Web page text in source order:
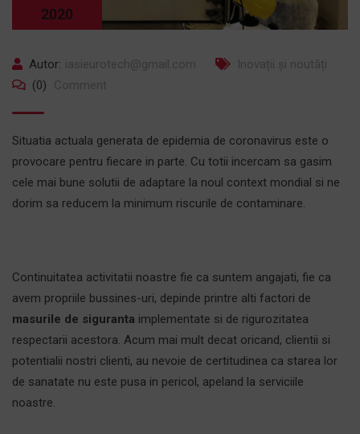
2020
Autor:
(0)
Situatia actuala generata de epidemia de coronavirus este o
provocare pentru fiecare in parte. Cu totii incercam sa gasim
cele mai bune solutii de adaptare la noul context mondial si ne
dorim sa reducem la minimum riscurile de contaminare.
Continuitatea activitatii noastre fie ca suntem angajati, fie ca
avem propriile bussines-uri, depinde printre alti factori de
masurile de siguranta implementate si de rigurozitatea
respectarii acestora. Acum mai mult decat oricand, clientii si
potentialii nostri clienti, au nevoie de certitudinea ca starea lor
de sanatate nu este pusa in pericol, apeland la serviciile
noastre.